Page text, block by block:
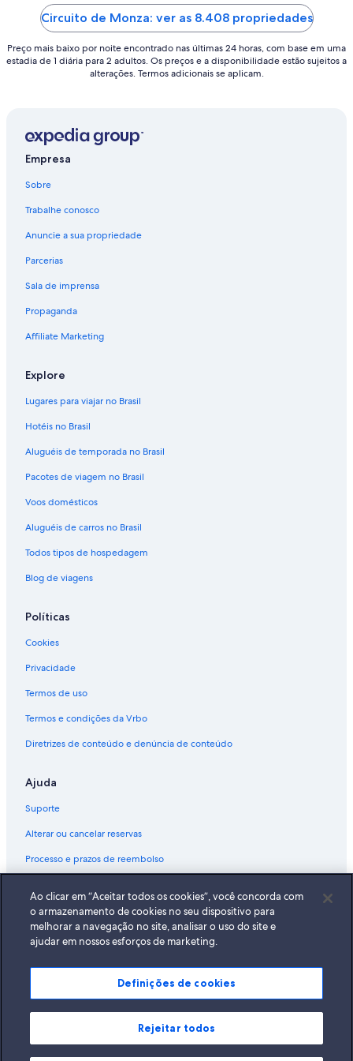
5
Circuito de Monza: ver as 8.408 propriedades
Preço mais baixo por noite encontrado nas últimas 24 horas, com base em uma
estadia de 1 diária para 2 adultos. Os preços e a disponibilidade estão sujeitos a
alterações. Termos adicionais se aplicam.
Empresa
Sobre
Trabalhe conosco
Anuncie a sua propriedade
Parcerias
Sala de imprensa
Propaganda
Affiliate Marketing
Explore
Lugares para viajar no Brasil
Hotéis no Brasil
Aluguéis de temporada no Brasil
Pacotes de viagem no Brasil
Voos domésticos
Aluguéis de carros no Brasil
Todos tipos de hospedagem
Blog de viagens
Políticas
Cookies
Privacidade
Termos de uso
Termos e condições da Vrbo
Diretrizes de conteúdo e denúncia de conteúdo
Ajuda
Suporte
Alterar ou cancelar reservas
Processo e prazos de reembolso
Documentos para viagens internacionais
A Expedia, Inc. não se responsabiliza pelo conteúdo dos sites externos.
© 2026 Expedia, Inc., uma empresa do Expedia Group. Todos os direitos
reservados Expedia e o logotipo da Expedia são marcas registradas da
Ao clicar em “Aceitar todos os cookies”, você concorda com
o armazenamento de cookies no seu dispositivo para
melhorar a navegação no site, analisar o uso do site e
ajudar em nossos esforços de marketing.
Definições de cookies
Rejeitar todos